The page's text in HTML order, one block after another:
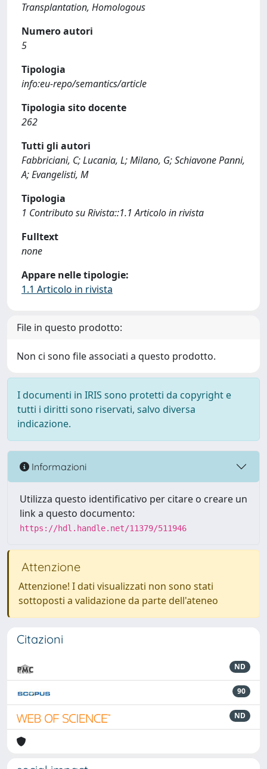
Transplantation, Homologous
Numero autori
5
Tipologia
info:eu-repo/semantics/article
Tipologia sito docente
262
Tutti gli autori
Fabbriciani, C; Lucania, L; Milano, G; Schiavone Panni,
A; Evangelisti, M
Tipologia
1 Contributo su Rivista::1.1 Articolo in rivista
Fulltext
none
Appare nelle tipologie:
1.1 Articolo in rivista
File in questo prodotto:
Non ci sono file associati a questo prodotto.
I documenti in IRIS sono protetti da copyright e
tutti i diritti sono riservati, salvo diversa
indicazione.
Informazioni
Utilizza questo identificativo per citare o creare un
link a questo documento:
https://hdl.handle.net/11379/511946
Attenzione
Attenzione! I dati visualizzati non sono stati
sottoposti a validazione da parte dell'ateneo
Citazioni
ND
90
ND